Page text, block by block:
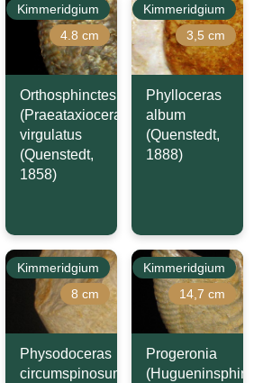
Kimmeridgium
4.8 cm
Orthosphinctes
(Praeataxioceras)
virgulatus
(Quenstedt,
1858)
Kimmeridgium
3,5 cm
Phylloceras
album
(Quenstedt,
1888)
Kimmeridgium
8 cm
Physodoceras
circumspinosum
Kimmeridgium
14,7 cm
Progeronia